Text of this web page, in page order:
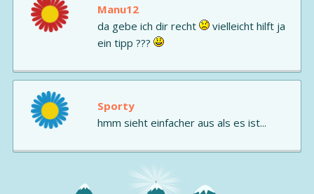
Manu12
da gebe ich dir recht
vielleicht hilft ja
ein tipp ???
Sporty
hmm sieht einfacher aus als es ist...